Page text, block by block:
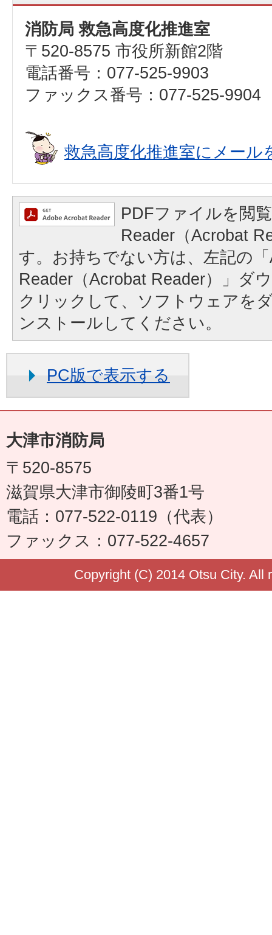
消防局 救急高度化推進室
〒520-8575 市役所新館2階
電話番号：077-525-9903
ファックス番号：077-525-9904
救急高度化推進室にメール
PDFファイルを閲
Reader（Acrobat
す。お持ちでない方は、左記の
Reader（Acrobat Reader）」ダ
クリックして、ソフトウェアを
ンストールしてください。
PC版で表示する
大津市消防局
〒520-8575
滋賀県大津市御陵町3番1号
電話：077-522-0119（代表）
ファックス：077-522-4657
Copyright (C) 2014 Otsu City. All